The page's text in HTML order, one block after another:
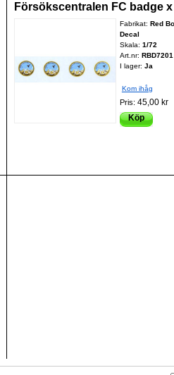
Försökscentralen FC badge x
Fabrikat: Red
Decal
Skala: 1/72
Art.nr: RBD7201
I lager: Ja
Kom ihåg
Pris: 45,00 kr
Köp